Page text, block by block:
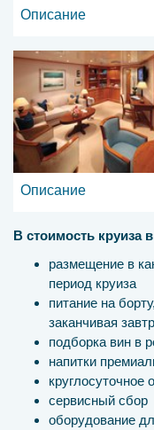
Описание
Описание
В стоимость круиза
размещение в
период круиза
питание на
заканчивая
подборка вин в
напитки
круглосуточное
сервисный сбор
оборудование